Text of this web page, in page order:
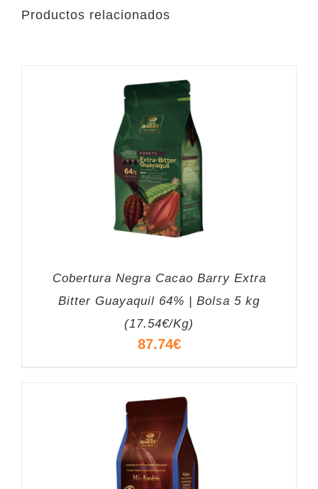
Productos relacionados
Cobertura Negra Cacao Barry Extra
Bitter Guayaquil 64% | Bolsa 5 kg
(17.54€/Kg)
87.74€